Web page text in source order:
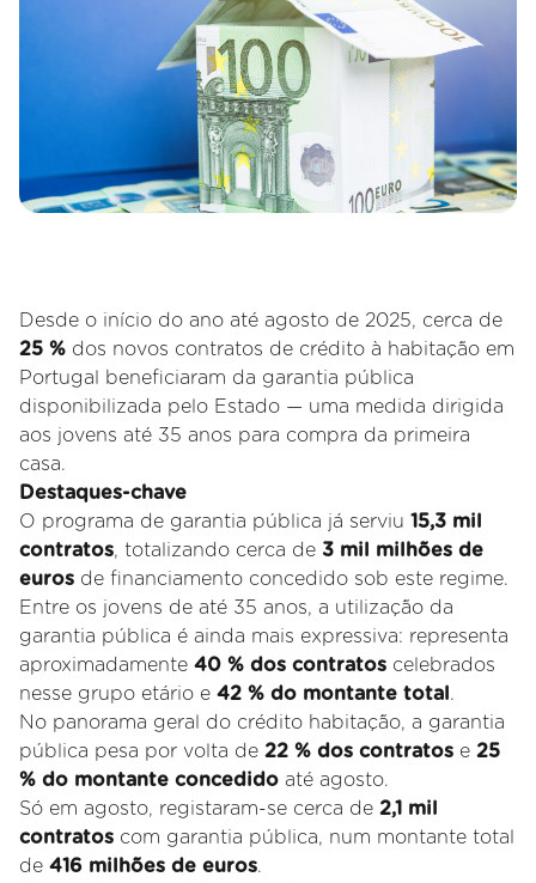
Desde o início do ano até agosto de 2025, cerca de
25 % dos novos contratos de crédito à habitação em
Portugal beneficiaram da garantia pública
disponibilizada pelo Estado — uma medida dirigida
aos jovens até 35 anos para compra da primeira
casa.
Destaques-chave
O programa de garantia pública já serviu 15,3 mil
contratos, totalizando cerca de 3 mil milhões de
euros de financiamento concedido sob este regime.
Entre os jovens de até 35 anos, a utilização da
garantia pública é ainda mais expressiva: representa
aproximadamente 40 % dos contratos celebrados
nesse grupo etário e 42 % do montante total .
No panorama geral do crédito habitação, a garantia
pública pesa por volta de 22 % dos contratos e 25
% do montante concedido até agosto.
Só em agosto, registaram-se cerca de 2,1 mil
contratos com garantia pública, num montante total
de 416 milhões de euros.